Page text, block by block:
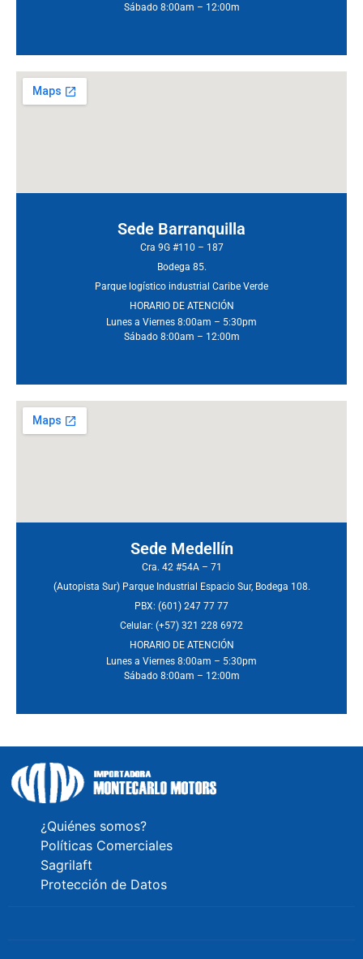
Sábado 8:00am – 12:00m
Sede Barranquilla
Cra 9G #110 – 187
Bodega 85.
Parque logístico industrial Caribe Verde
HORARIO DE ATENCIÓN
Lunes a Viernes 8:00am – 5:30pm
Sábado 8:00am – 12:00m
Sede Medellín
Cra. 42 #54A – 71
(Autopista Sur) Parque Industrial Espacio Sur, Bodega 108.
PBX: (601) 247 77 77
Celular: (+57) 321 228 6972
HORARIO DE ATENCIÓN
Lunes a Viernes 8:00am – 5:30pm
Sábado 8:00am – 12:00m
¿Quiénes somos?
Políticas Comerciales
Sagrilaft
Protección de Datos